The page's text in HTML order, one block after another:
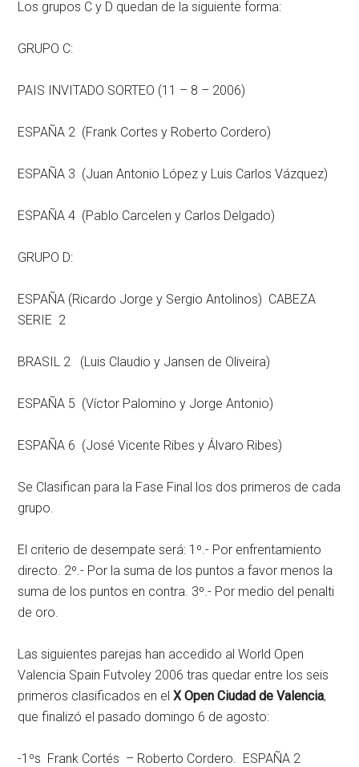
Los grupos C y D quedan de la siguiente forma:
GRUPO C:
PAIS INVITADO SORTEO (11 – 8 – 2006)
ESPAÑA 2 (Frank Cortes y Roberto Cordero)
ESPAÑA 3 (Juan Antonio López y Luis Carlos Vázquez)
ESPAÑA 4 (Pablo Carcelen y Carlos Delgado)
GRUPO D:
ESPAÑA (Ricardo Jorge y Sergio Antolinos) CABEZA
SERIE 2
BRASIL 2 (Luis Claudio y Jansen de Oliveira)
ESPAÑA 5 (Víctor Palomino y Jorge Antonio)
ESPAÑA 6 (José Vicente Ribes y Álvaro Ribes)
Se Clasifican para la Fase Final los dos primeros de cada
grupo.
El criterio de desempate será: 1º.- Por enfrentamiento
directo. 2º.- Por la suma de los puntos a favor menos la
suma de los puntos en contra. 3º.- Por medio del penalti
de oro.
Las siguientes parejas han accedido al World Open
Valencia Spain Futvoley 2006 tras quedar entre los seis
primeros clasificados en elX Open Ciudad de Valencia,
que finalizó el pasado domingo 6 de agosto:
-1ºs Frank Cortés – Roberto Cordero. ESPAÑA 2